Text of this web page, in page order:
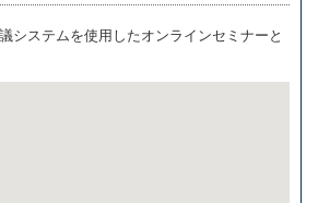
システムを使用したオンラインセミナーと